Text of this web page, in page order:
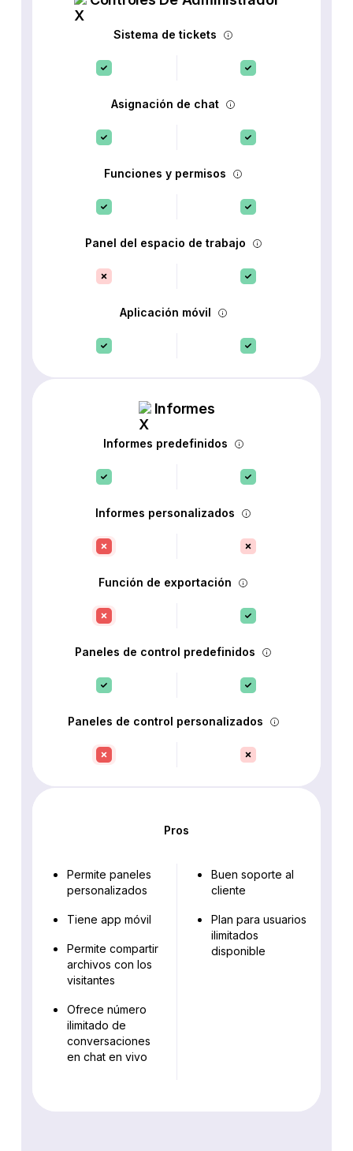
Sistema de tickets
Asignación de chat
Funciones y permisos
Panel del espacio de trabajo
Aplicación móvil
Informes
Informes predefinidos
Informes personalizados
Función de exportación
Paneles de control predefinidos
Paneles de control personalizados
Pros
Permite paneles
personalizados
Tiene app móvil
Permite compartir
archivos con los
visitantes
Ofrece número
ilimitado de
conversaciones
en chat en vivo
Buen soporte al
cliente
Plan para usuarios
ilimitados
disponible